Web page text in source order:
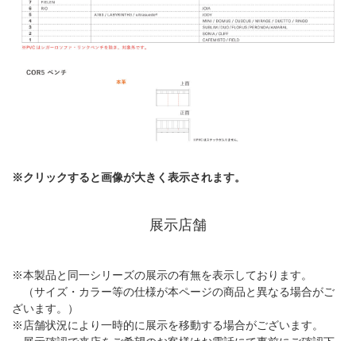
※クリックすると画像が大きく表示されます。
展示店舗
※本製品と同一シリーズの展示の有無を表示しております。
（サイズ・カラー等の仕様が本ページの商品と異なる場合がご
ざいます。）
※店舗状況により一時的に展示を移動する場合がございます。